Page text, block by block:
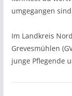
umgegangen
Im Landkreis
Grevesmühlen
junge Pflegende